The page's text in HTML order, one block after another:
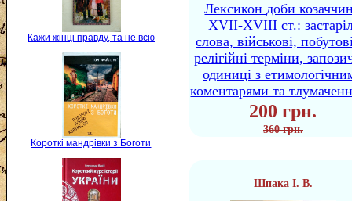
Кажи жінці правду, та не всю
Короткі мандрівки з Боготи
Лексикон доби
XVII-XVIII ст.:
слова, військові,
релігійні терміни,
одиниці з
коментарями та
200 грн.
360 грн.
Шпака І. В.